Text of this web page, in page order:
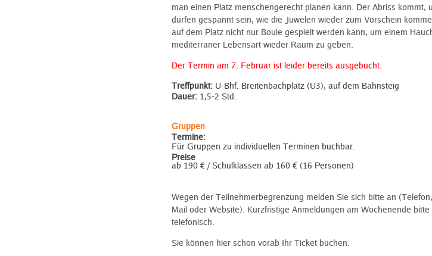
man einen Platz menschengerecht planen kann. Der Abriss kommt,
dürfen gespannt sein, wie die Juwelen wieder zum Vorschein
auf dem Platz nicht nur Boule gespielt werden kann, um einem
mediterraner Lebensart wieder Raum zu geben.
Der Termin am 7. Februar ist leider bereits ausgebucht.
Treffpunkt: U-Bhf. Breitenbachplatz (U3), auf dem Bahnsteig
Dauer: 1,5-2 Std.
Gruppen
Termine:
Für Gruppen zu individuellen Terminen buchbar.
Preise
ab 190 € / Schulklassen ab 160 € (16 Personen)
Wegen der Teilnehmerbegrenzung melden Sie sich bitte an
Mail oder Website). Kurzfristige Anmeldungen am Wochenende bitte
telefonisch.
Sie können hier schon vorab Ihr Ticket buchen.